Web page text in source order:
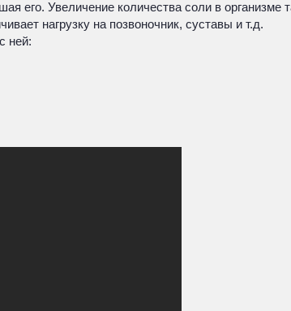
его. Увеличение количества соли в
нагрузку на позвоночник, суставы и т.д.
ней: